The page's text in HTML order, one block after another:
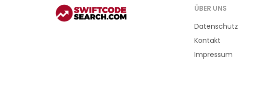
ÜBER UNS
Datenschutz
Kontakt
Impressum